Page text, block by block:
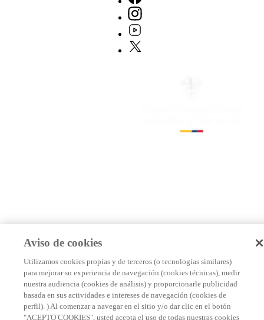
Aviso de cookies
Utilizamos cookies propias y de terceros (o tecnologías similares)
para mejorar su experiencia de navegación (cookies técnicas), medir
nuestra audiencia (cookies de análisis) y proporcionarle publicidad
basada en sus actividades e intereses de navegación (cookies de
perfil). ) Al comenzar a navegar en el sitio y/o dar clic en el botón
"ACEPTO COOKIES", usted acepta el uso de todas nuestras cookies